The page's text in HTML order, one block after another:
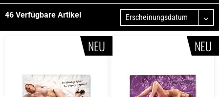
Slip
Straps-Sets
Weiss
46 Verfügbare Artikel Erscheinungsdatum
NEU NEU